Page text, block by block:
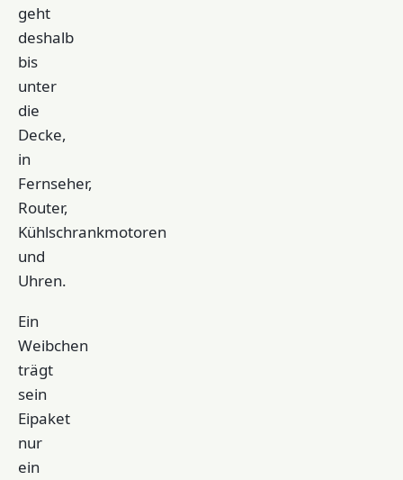
geht
deshalb
bis
unter
die
Decke,
in
Fernseher,
Router,
Kühlschrankmotoren
und
Uhren.
Ein
Weibchen
trägt
sein
Eipaket
nur
ein